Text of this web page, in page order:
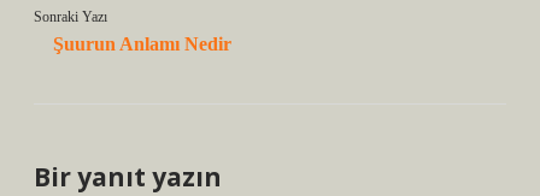
Sonraki Yazı
Şuurun Anlamı Nedir
Bir yanıt yazın